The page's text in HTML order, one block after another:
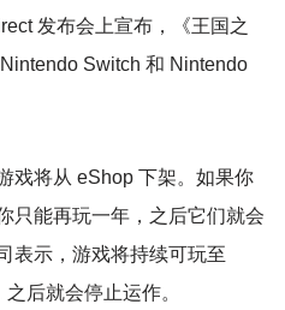
发布会上宣布，《王国之
Switch 和 Nintendo
戏将从 eShop 下架。如果你
只能再玩一年，之后它们就会
表示，游戏将持续可玩至
后就会停止运作。